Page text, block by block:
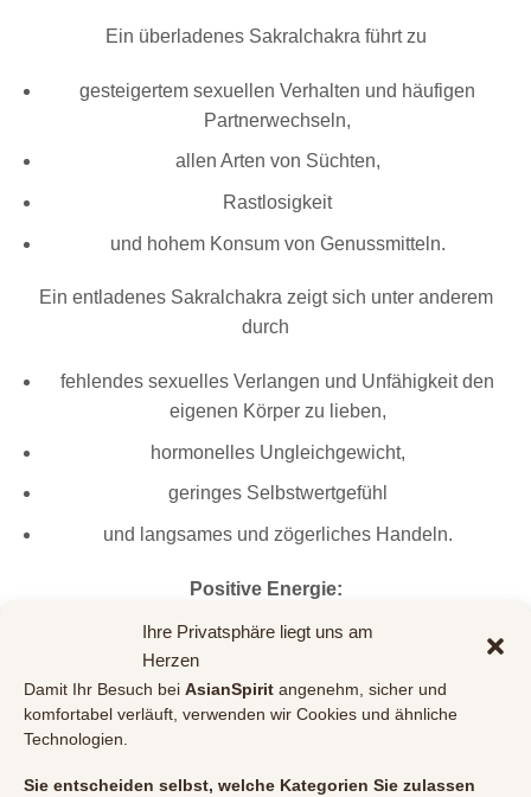
Ihre Privatsphäre liegt uns am
Herzen
Damit Ihr Besuch bei AsianSpirit angenehm, sicher und
komfortabel verläuft, verwenden wir Cookies und ähnliche
Technologien.
Sie entscheiden selbst, welche Kategorien Sie zulassen
Ein überladenes Sakralchakra führt zu
gesteigertem sexuellen Verhalten und häufigen
Partnerwechseln,
allen Arten von Süchten,
Rastlosigkeit
und hohem Konsum von Genussmitteln.
Ein entladenes Sakralchakra zeigt sich unter anderem
durch
fehlendes sexuelles Verlangen und Unfähigkeit den
eigenen Körper zu lieben,
hormonelles Ungleichgewicht,
geringes Selbstwertgefühl
und langsames und zögerliches Handeln.
Positive Energie:
Ton D = Sakralchakra:sexuelle Energie, Kreativität und
pure Emotionen
Auflösende Blockaden:
Ton D = Sakralchakra: Sexuelle Störungen,